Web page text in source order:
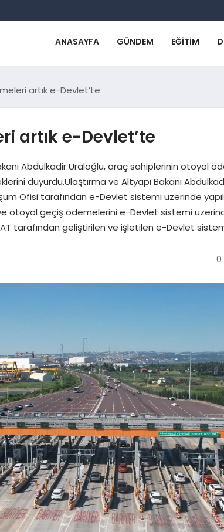
ANASAYFA GÜNDEM EĞITIM
artık e-Devlet’te
artık e-Devlet’te
Abdulkadir Uraloğlu, araç sahiplerinin otoyol
duyurdu.Ulaştırma ve Altyapı Bakanı
Ofisi tarafından e-Devlet sistemi üzerinde
otoyol geçiş ödemelerini e-Devlet sistemi
tarafından geliştirilen ve işletilen e-Devlet
0